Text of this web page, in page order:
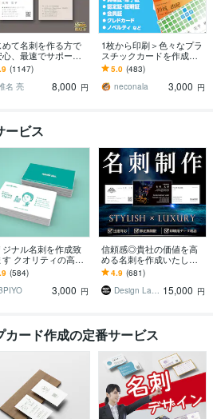
めて名刺を作る方で
心、最速でサポート
名刺デザイン実績
のプロデザイナーが
インいたします!
(1147)
名 亮
8,000 円
1枚から印刷＞色々なプラ
スチックカードを作成し
ます 認定証・学生証・社
員証・クレドなどクレカ
サイズのカードに印刷
5.0 (483)
neconala
3,000 円
ービス
ジナル名刺を作成致
す クオリティの高い
名刺デザインを
(584)
3,000 円
信頼感◎貴社の価値を高
める名刺を作成いたしま
す 修正回数無制限◇スタ
イリッシュ＆高級感で魅
せるモダンデザイン
4.9 (681)
Design Lab｜名刺・地図・印刷物 15,000 円
カード作成の定番サービス